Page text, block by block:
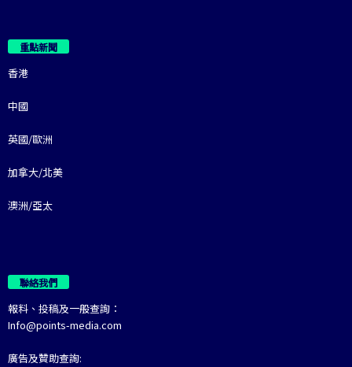
重點新聞
香港
中國
英國/歐洲
加拿大/北美
澳洲/亞太
聯絡我們
報料、投稿及一般查詢：
Info@points-media.com
廣告及贊助查詢: